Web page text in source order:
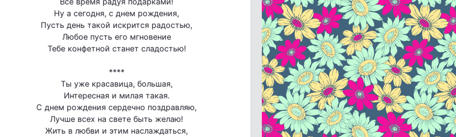
Ну а сегодня, с днем рождения,
Пусть день такой искрится радостью,
Любое пусть его мгновение
Тебе конфетной станет сладостью!
****
Ты уже красавица, большая,
Интересная и милая такая.
С днем рождения сердечно поздравляю,
Лучше всех на свете быть желаю!
Жить в любви и этим наслаждаться,